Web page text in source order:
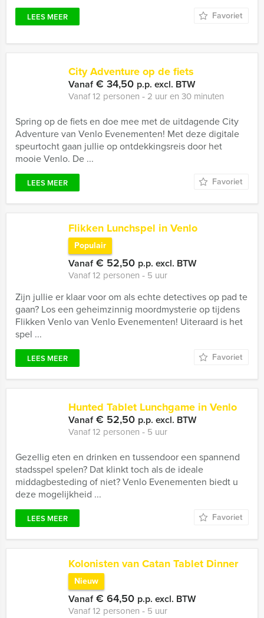
LEES MEER Favoriet
City Adventure op de fiets
Vanaf€ 34,50 p.p. excl. BTW
Vanaf 12 personen ‐ 2 uur en 30 minuten
Spring op de fiets en doe mee met de uitdagende City
Adventure van Venlo Evenementen! Met deze digitale
speurtocht gaan jullie op ontdekkingsreis door het
mooie Venlo. De ...
LEES MEER Favoriet
Flikken Lunchspel in Venlo
Populair
Vanaf€ 52,50 p.p. excl. BTW
Vanaf 12 personen ‐ 5 uur
Zijn jullie er klaar voor om als echte detectives op pad te
gaan? Los een geheimzinnig moordmysterie op tijdens
Flikken Venlo van Venlo Evenementen! Uiteraard is het
spel ...
LEES MEER Favoriet
Hunted Tablet Lunchgame in Venlo
Vanaf€ 52,50 p.p. excl. BTW
Vanaf 12 personen ‐ 5 uur
Gezellig eten en drinken en tussendoor een spannend
stadsspel spelen? Dat klinkt toch als de ideale
middagbesteding of niet? Venlo Evenementen biedt u
deze mogelijkheid ...
LEES MEER Favoriet
Kolonisten van Catan Tablet Dinner
Nieuw
Vanaf€ 64,50 p.p. excl. BTW
Vanaf 12 personen ‐ 5 uur